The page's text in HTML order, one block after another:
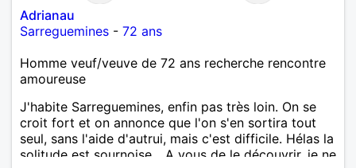
Adrianau
Sarreguemines - 72 ans
Homme veuf/veuve de 72 ans recherche rencontre
amoureuse
J'habite Sarreguemines, enfin pas très loin. On se
croit fort et on annonce que l'on s'en sortira tout
seul, sans l'aide d'autrui, mais c'est difficile. Hélas la
solitude est sournoise... A vous de le découvrir, je ne